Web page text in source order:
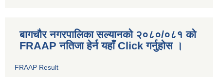
बागचौर नगरपालिका सल्यानको २०८०/०८१ को
FRAAP नतिजा हेर्न यहाँ Click गर्नुहोस ।
FRAAP Result